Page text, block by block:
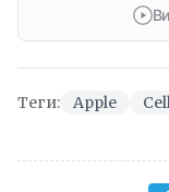
Теги: Apple